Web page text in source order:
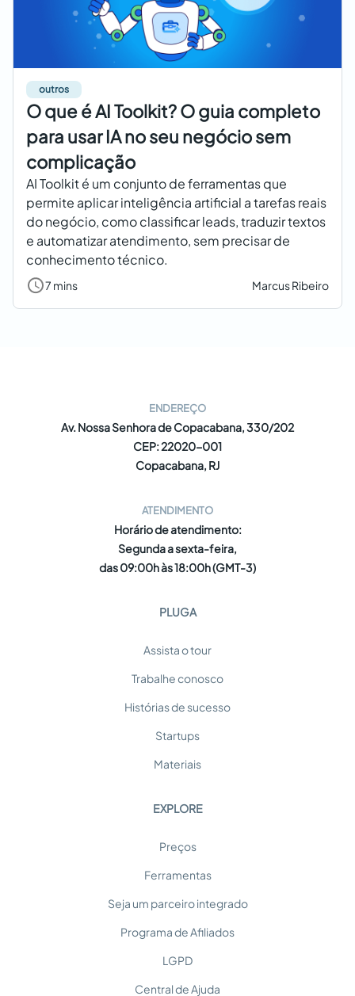
outros
O que é AI Toolkit? O guia completo
para usar IA no seu negócio sem
complicação
AI Toolkit é um conjunto de ferramentas que
permite aplicar inteligência artificial a tarefas reais
do negócio, como classificar leads, traduzir textos
e automatizar atendimento, sem precisar de
conhecimento técnico.
7 mins Marcus Ribeiro
ENDEREÇO
Av. Nossa Senhora de Copacabana, 330/202
CEP: 22020-001
Copacabana, RJ
ATENDIMENTO
Horário de atendimento:
Segunda a sexta-feira,
das 09:00h às 18:00h (GMT-3)
PLUGA
Assista o tour
Trabalhe conosco
Histórias de sucesso
Startups
Materiais
EXPLORE
Preços
Ferramentas
Seja um parceiro integrado
Programa de Afiliados
LGPD
Central de Ajuda